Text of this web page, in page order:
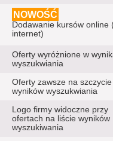
NOWOŚĆ
Dodawanie kursów online
internet)
Oferty wyróżnione w
wyszukwiania
Oferty zawsze na szczycie
wyników wyszukwiania
Logo firmy widoczne przy
ofertach na liście wyników
wyszukiwania